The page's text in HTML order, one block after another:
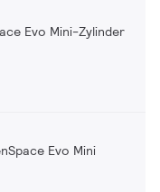
Evo Mini-Zylinder
Evo Mini